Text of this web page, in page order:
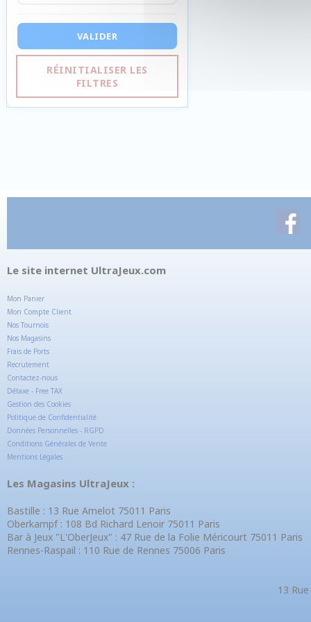
VALIDER
RÉINITIALISER LES
FILTRES
Le site internet UltraJeux.com
Mon Panier
Mon Compte Client
Nos Tournois
Nos Magasins
Frais de Ports
Recrutement
Contactez-nous
Détaxe - Free TAX
Gestion des Cookies
Politique de Confidentialité
Données Personnelles - RGPD
Conditions Générales de Vente
Mentions Légales
Les Magasins UltraJeux :
Bastille : 13 Rue Amelot 75011 Paris
Oberkampf : 108 Bd Richard Lenoir 75011 Paris
Bar à Jeux "L'OberJeux" : 47 Rue de la Folie Méricourt 75011 Paris
Rennes-Raspail : 110 Rue de Rennes 75006 Paris
13